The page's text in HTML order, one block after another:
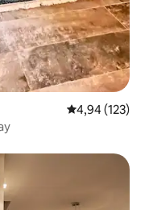
Prosječna
4,94 (123)